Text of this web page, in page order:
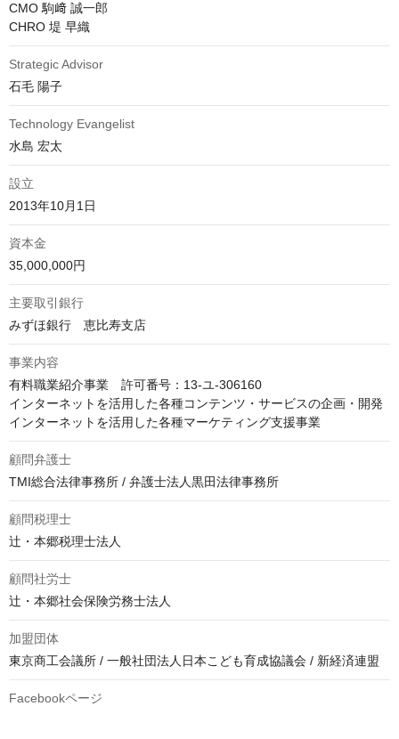
CMO 駒﨑 誠一郎
CHRO 堤 早織
Strategic Advisor
石毛 陽子
Technology Evangelist
水島 宏太
設立
2013年10月1日
資本金
35,000,000円
主要取引銀行
みずほ銀行　恵比寿支店
事業内容
有料職業紹介事業　許可番号：13-ユ-306160
インターネットを活用した各種コンテンツ・サービスの企画・開発
インターネットを活用した各種マーケティング支援事業
顧問弁護士
TMI総合法律事務所 / 弁護士法人黒田法律事務所
顧問税理士
辻・本郷税理士法人
顧問社労士
辻・本郷社会保険労務士法人
加盟団体
東京商工会議所 / 一般社団法人日本こども育成協議会 / 新経済連盟
Facebookページ